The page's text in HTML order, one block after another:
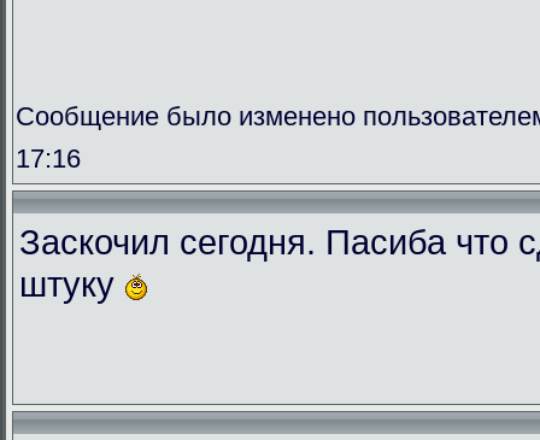
Сообщение было изменено
17:16
Заскочил сегодня. Пасиба что
штуку